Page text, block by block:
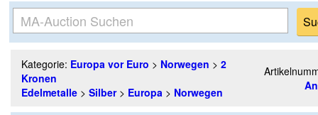
Kategorie: Europa vor Euro > Norwegen > 2
Kronen
Edelmetalle > Silber> Europa > Norwegen